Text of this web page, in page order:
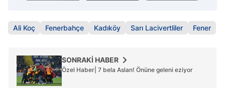
Ali Koç Fenerbahçe Kadıköy Sarı Lacivertliler Fener
SONRAKİ HABER
Özel Haber| 7 bela Aslan! Önüne geleni eziyor